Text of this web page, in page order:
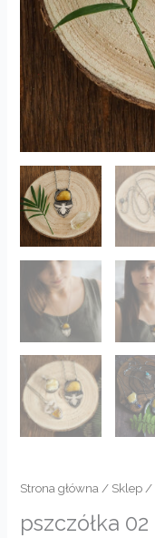
Strona główna / Sklep /
pszczółka 02